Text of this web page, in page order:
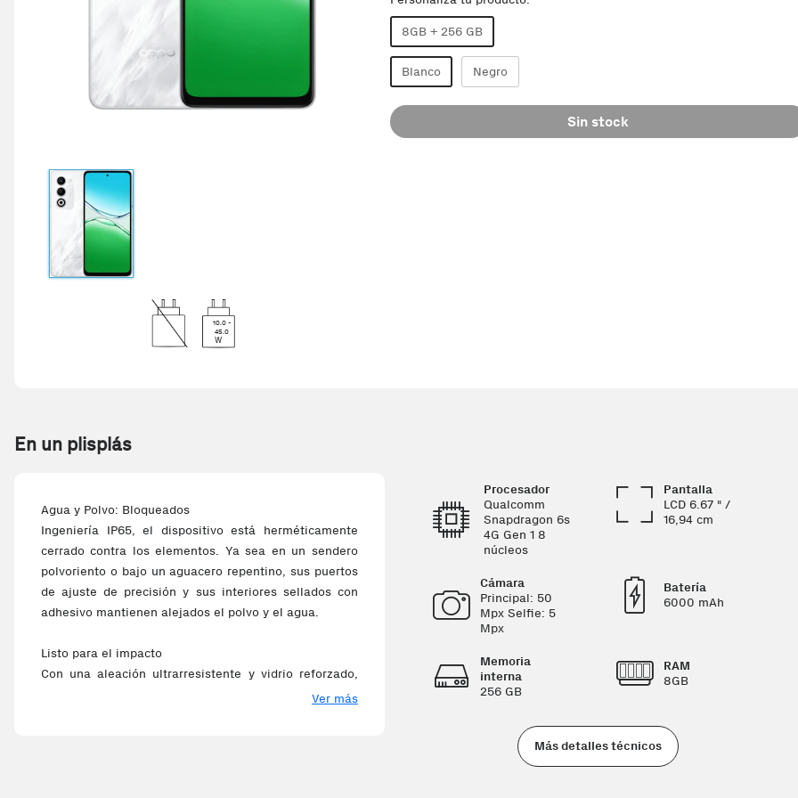
10.0 -
45.0
W
8GB + 256 GB
Blanco Negro
Sin stock
En un plisplás
Agua y Polvo: Bloqueados
Ingeniería IP65, el dispositivo está herméticamente
cerrado contra los elementos. Ya sea en un sendero
polvoriento o bajo un aguacero repentino, sus puertos
de ajuste de precisión y sus interiores sellados con
adhesivo mantienen alejados el polvo y el agua.
Listo para el impacto
Con una aleación ultrarresistente y vidrio reforzado,
este dispositivo no solo soporta caídas, se le resbalan.
Ver más
Procesador
Qualcomm
Snapdragon 6s
4G Gen 1 8
núcleos
Pantalla
LCD 6.67 " /
16,94 cm
Cámara
Principal: 50
Mpx Selfie: 5
Mpx
Batería
6000 mAh
Memoria
interna
256 GB
RAM
8GB
Más detalles técnicos